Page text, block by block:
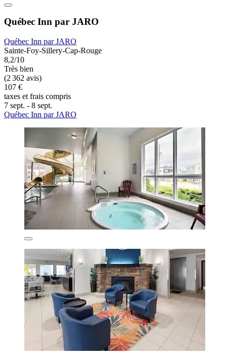
Québec Inn par JARO
Québec Inn par JARO
Sainte-Foy-Sillery-Cap-Rouge
8,2/10
Très bien
(2 362 avis)
107 €
taxes et frais compris
7 sept. - 8 sept.
Québec Inn par JARO